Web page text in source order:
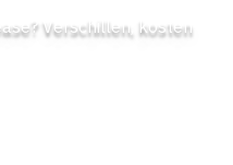
Verschillen, kosten